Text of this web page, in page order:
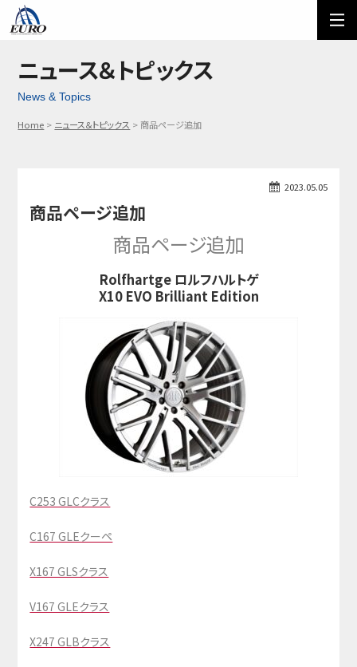
オーダーフォーム
メール問い合わせ
ニュース＆トピックス
News & Topics
Home ニュース＆トピックス 商品ページ追加
2023.05.05
商品ページ追加
商品ページ追加
Rolfhartge ロルフハルトゲ
X10 EVO Brilliant Edition
C253 GLCクラス
C167 GLEクーペ
X167 GLSクラス
V167 GLEクラス
X247 GLBクラス